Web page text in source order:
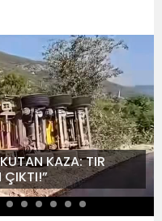
KAZA: TIR
ÇIKTI!”